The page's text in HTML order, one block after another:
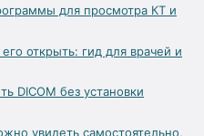
для просмотра КТ и
открыть: гид для врачей и
DICOM без установки
увидеть самостоятельно,